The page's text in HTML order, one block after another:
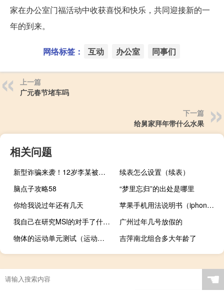
家在办公室门福活动中收获喜悦和快乐，共同迎接新的一
年的到来。
网络标签： 互动 办公室 同事们
上一篇
广元春节堵车吗
下一篇
给舅家拜年带什么水果
相关问题
新型诈骗来袭！12岁李某被骗18万 家长请注意 到底什么情况嘞
续表怎么设置（续表）
脑点子攻略58
“梦里忘归”的出处是哪里
你给我说过年还有几天
苹果手机用法说明书（iphone使用说明书）
我自己在研究MSI的对手了什么梗
广州过年几号放假的
物体的运动单元测试（运动的描述单元测试）
吉萍南北组合多大年龄了
☚